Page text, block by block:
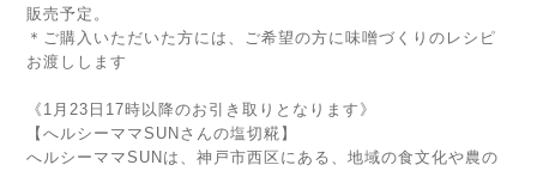
販売予定。
＊ご購入いただいた方には、ご希望の方に味噌づくりのレシピ
お渡しします
《1月23日17時以降のお引き取りとなります》
【へルシーママSUNさんの塩切糀】
へルシーママSUNは、神戸市西区にある、地域の食文化や農の